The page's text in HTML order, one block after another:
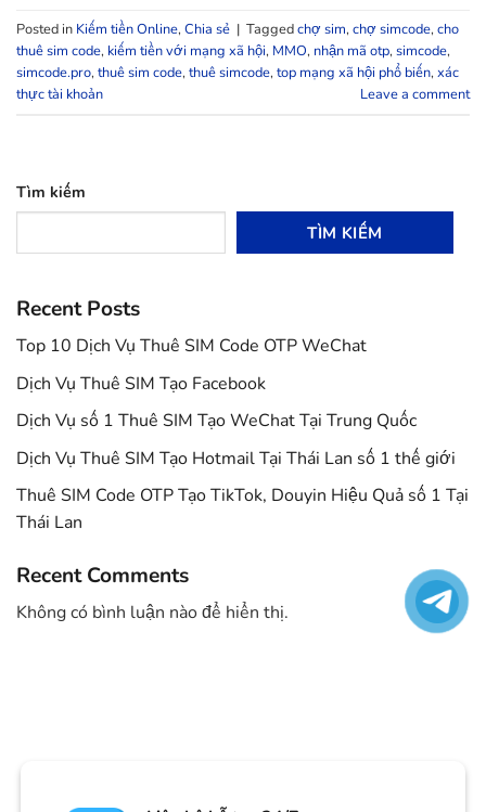
Posted in Kiếm tiền Online, Chia sẻ | Taggedchợ sim, chợ simcode, cho
thuê sim code, kiếm tiền với mạng xã hội, MMO, nhận mã otp, simcode,
simcode.pro, thuê sim code, thuê simcode, top mạng xã hội phổ biến, xác
thực tài khoản
Leave a comment
Tìm kiếm
TÌM KIẾM
Recent Posts
Top 10 Dịch Vụ Thuê SIM Code OTP WeChat
Dịch Vụ Thuê SIM Tạo Facebook
Dịch Vụ số 1 Thuê SIM Tạo WeChat Tại Trung Quốc
Dịch Vụ Thuê SIM Tạo Hotmail Tại Thái Lan số 1 thế giới
Thuê SIM Code OTP Tạo TikTok, Douyin Hiệu Quả số 1 Tại
Thái Lan
Recent Comments
Không có bình luận nào để hiển thị.